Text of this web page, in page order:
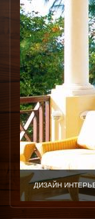
ДИЗАЙН